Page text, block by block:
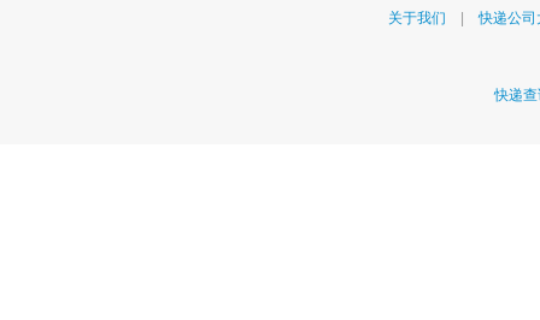
关于我们 |快递公司
快递